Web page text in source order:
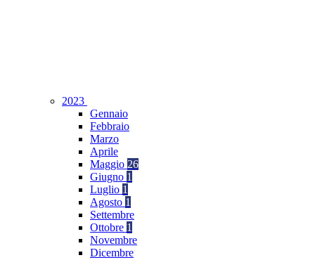
2023
Gennaio
Febbraio
Marzo
Aprile
Maggio 26
Giugno 1
Luglio 1
Agosto 1
Settembre
Ottobre 1
Novembre
Dicembre